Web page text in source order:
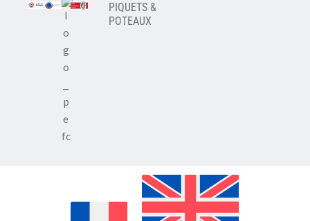
PIQUETS &
POTEAUX